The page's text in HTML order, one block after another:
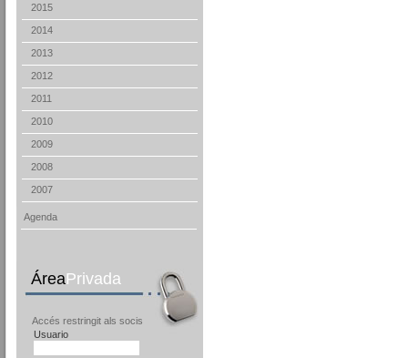
2015
2014
2013
2012
2011
2010
2009
2008
2007
Agenda
ÁreaPrivada
Accés restringit als socis
Usuario